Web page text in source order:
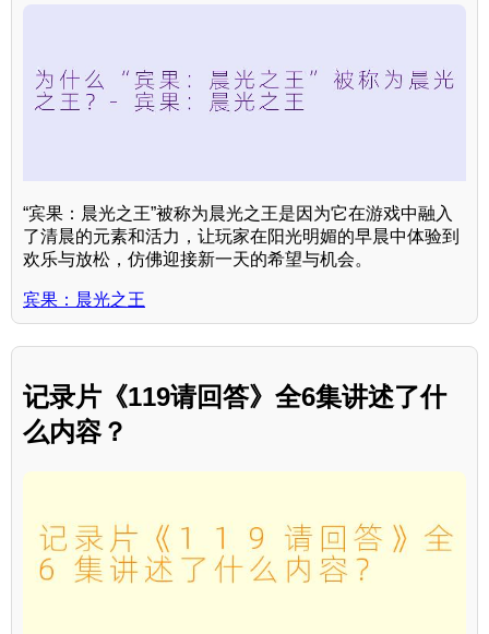
“宾果：晨光之王”被称为晨光之王是因为它在游戏中融入
了清晨的元素和活力，让玩家在阳光明媚的早晨中体验到
欢乐与放松，仿佛迎接新一天的希望与机会。
宾果：晨光之王
记录片《119请回答》全6集讲述了什
么内容？